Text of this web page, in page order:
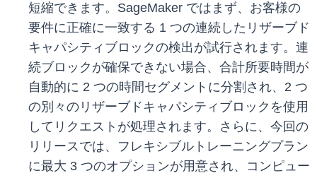
短縮できます。SageMaker ではまず、お客様の
要件に正確に一致する 1 つの連続したリザーブド
キャパシティブロックの検出が試行されます。連
続ブロックが確保できない場合、合計所要時間が
自動的に 2 つの時間セグメントに分割され、2 つ
の別々のリザーブドキャパシティブロックを使用
してリクエストが処理されます。さらに、今回の
リリースでは、フレキシブルトレーニングプラン
に最大 3 つのオプションが用意され、コンピュー